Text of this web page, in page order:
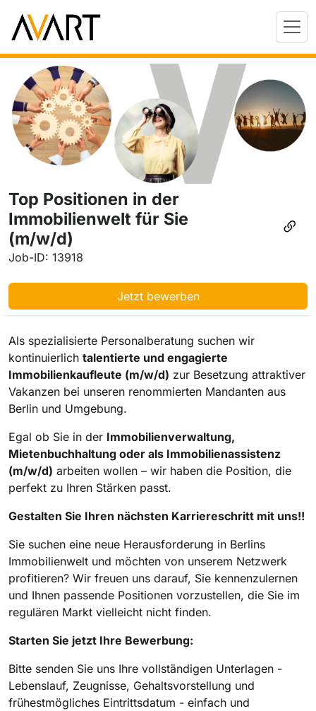
Top Positionen in der
Immobilienwelt für Sie
(m/w/d)
Job-ID: 13918
Jetzt bewerben
Als spezialisierte Personalberatung suchen wir
kontinuierlich talentierte und engagierte
Immobilienkaufleute (m/w/d) zur Besetzung attraktiver
Vakanzen bei unseren renommierten Mandanten aus
Berlin und Umgebung.
Egal ob Sie in der Immobilienverwaltung,
Mietenbuchhaltung oder als Immobilienassistenz
(m/w/d) arbeiten wollen – wir haben die Position, die
perfekt zu Ihren Stärken passt.
Gestalten Sie Ihren nächsten Karriereschritt mit uns!!
Sie suchen eine neue Herausforderung in Berlins
Immobilienwelt und möchten von unserem Netzwerk
profitieren? Wir freuen uns darauf, Sie kennenzulernen
und Ihnen passende Positionen vorzustellen, die Sie im
regulären Markt vielleicht nicht finden.
Starten Sie jetzt Ihre Bewerbung:
Bitte senden Sie uns Ihre vollständigen Unterlagen -
Lebenslauf, Zeugnisse, Gehaltsvorstellung und
frühestmögliches Eintrittsdatum - einfach und